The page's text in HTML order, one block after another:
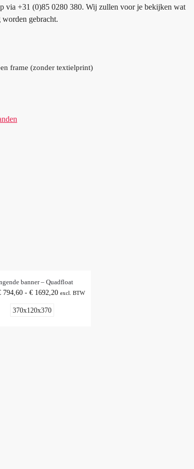
via +31 (0)85 0280 380. Wij zullen voor je bekijken wat
gebracht.
frame (zonder textielprint)
banner – Quadfloat
794,60 - €1692,20 excl. BTW
370x120x370